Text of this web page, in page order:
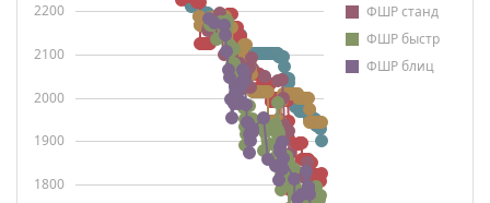
ФШР станд
ФШР быстр
ФШР блиц
1800
1900
2000
2100
2200